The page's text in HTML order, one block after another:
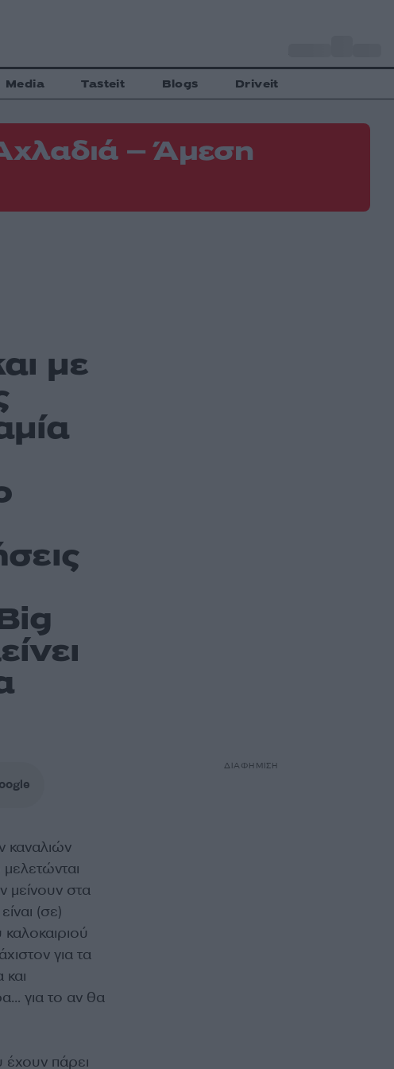
Media Tasteit Blogs Driveit
– Άμεση
με
καναλιών
μείνουν στα
(σε)
για τα
για το αν θα
πάρει
ΔΙΑΦΗΜΙΣΗ